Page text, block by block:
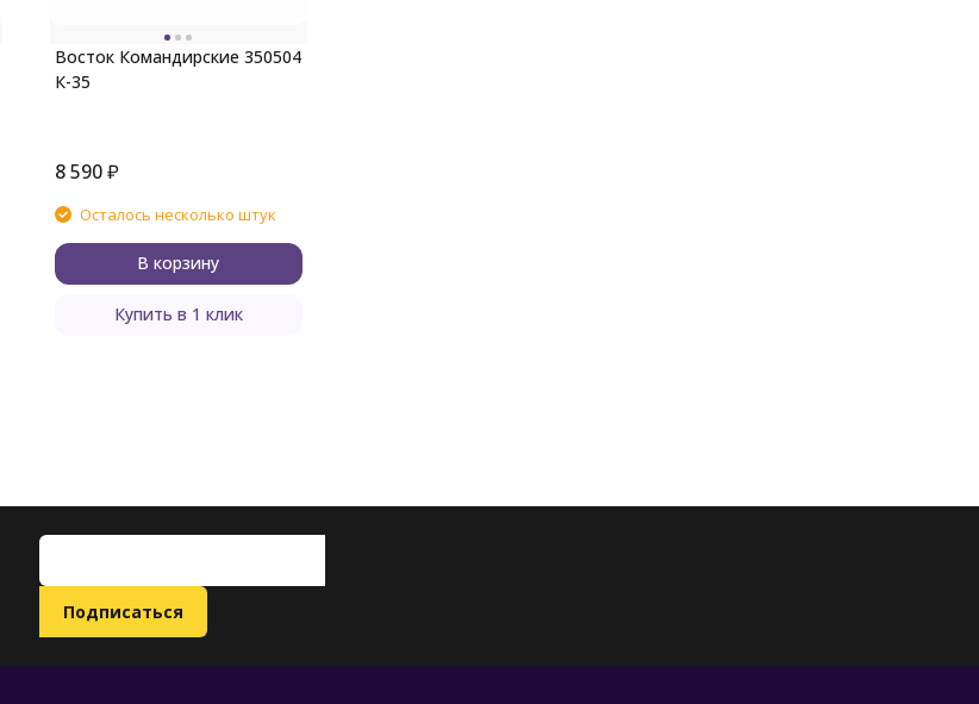
Восток Командирские 350504
К-35
8 590₽
Осталось несколько штук
В корзину
Купить в 1 клик